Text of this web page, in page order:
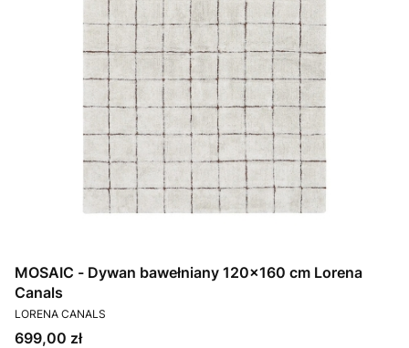
MOSAIC - Dywan bawełniany 120x160 cm Lorena
Canals
PRODUCENT
LORENA CANALS
Cena
699,00 zł